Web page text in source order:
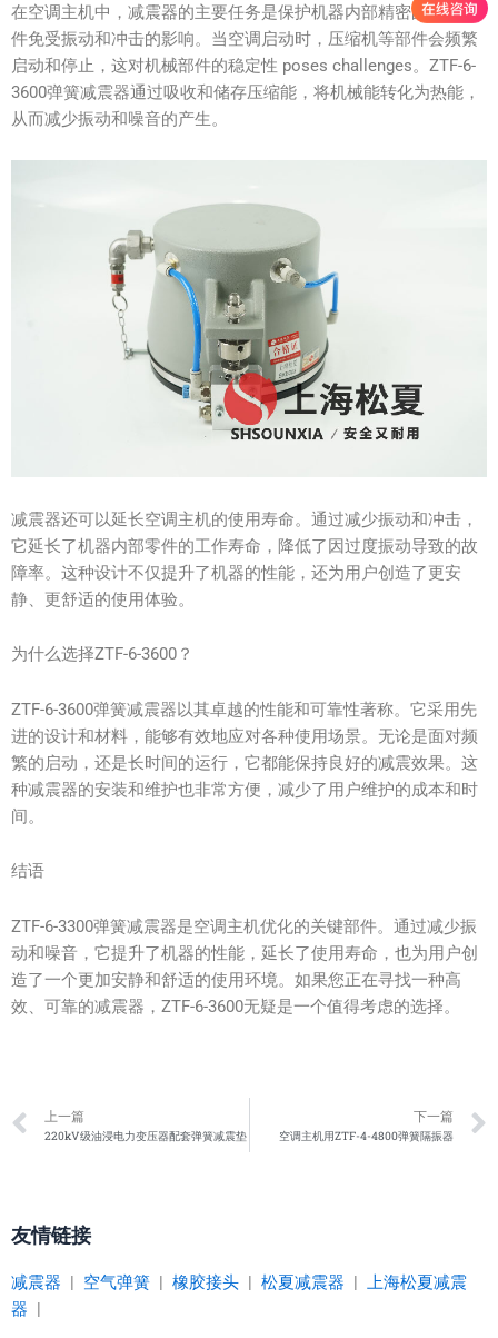
在空调主机中，减震器的主要任务是保护机器内部精密的机械部
件免受振动和冲击的影响。当空调启动时，压缩机等部件会频繁
启动和停止，这对机械部件的稳定性 poses challenges。ZTF-6-
3600弹簧减震器通过吸收和储存压缩能，将机械能转化为热能，
从而减少振动和噪音的产生。
减震器还可以延长空调主机的使用寿命。通过减少振动和冲击，
它延长了机器内部零件的工作寿命，降低了因过度振动导致的故
障率。这种设计不仅提升了机器的性能，还为用户创造了更安
静、更舒适的使用体验。
为什么选择ZTF-6-3600？
ZTF-6-3600弹簧减震器以其卓越的性能和可靠性著称。它采用先
进的设计和材料，能够有效地应对各种使用场景。无论是面对频
繁的启动，还是长时间的运行，它都能保持良好的减震效果。这
种减震器的安装和维护也非常方便，减少了用户维护的成本和时
间。
结语
ZTF-6-3300弹簧减震器是空调主机优化的关键部件。通过减少振
动和噪音，它提升了机器的性能，延长了使用寿命，也为用户创
造了一个更加安静和舒适的使用环境。如果您正在寻找一种高
效、可靠的减震器，ZTF-6-3600无疑是一个值得考虑的选择。
Prev
上一篇
220kV级油浸电力变压器配套弹簧减震垫
下一篇
空调主机用ZTF-4-4800弹簧隔振器
友情链接
减震器 | 空气弹簧 | 橡胶接头 | 松夏减震器 | 上海松夏减震
器 |